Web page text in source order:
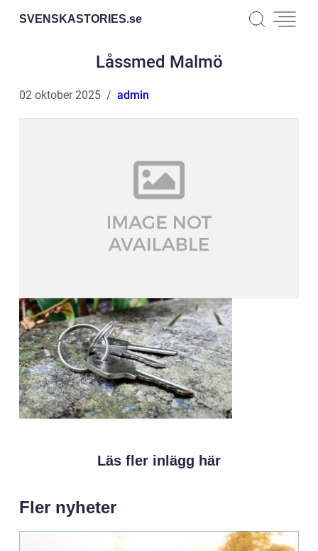
SVENSKASTORIES.se
Låssmed Malmö
02 oktober 2025 admin
Läs fler inlägg här
Fler nyheter